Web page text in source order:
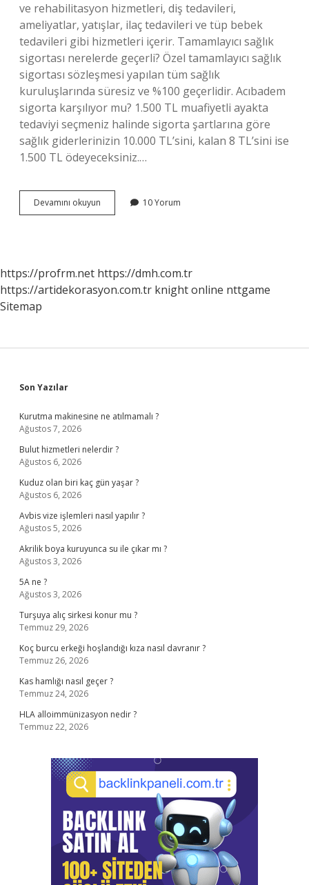
ve rehabilitasyon hizmetleri, diş tedavileri,
ameliyatlar, yatışlar, ilaç tedavileri ve tüp bebek
tedavileri gibi hizmetleri içerir. Tamamlayıcı sağlık
sigortası nerelerde geçerli? Özel tamamlayıcı sağlık
sigortası sözleşmesi yapılan tüm sağlık
kuruluşlarında süresiz ve %100 geçerlidir. Acıbadem
sigorta karşılıyor mu? 1.500 TL muafiyetli ayakta
tedaviyi seçmeniz halinde sigorta şartlarına göre
sağlık giderlerinizin 10.000 TL’sini, kalan 8 TL’sini ise
1.500 TL ödeyeceksiniz.…
Devamını okuyun Acıbademde
Tamamlayıcı
10 Yorum
https://profrm.net https://dmh.com.tr
https://artidekorasyon.com.tr knight online nttgame
Sitemap
Sidebar
Son Yazılar
Kurutma makinesine ne atılmamalı ?
Ağustos 7, 2026
Bulut hizmetleri nelerdir ?
Ağustos 6, 2026
Kuduz olan biri kaç gün yaşar ?
Ağustos 6, 2026
Avbis vize işlemleri nasıl yapılır ?
Ağustos 5, 2026
Akrilik boya kuruyunca su ile çıkar mı ?
Ağustos 3, 2026
5A ne ?
Ağustos 3, 2026
Turşuya alıç sirkesi konur mu ?
Temmuz 29, 2026
Koç burcu erkeği hoşlandığı kıza nasıl davranır ?
Temmuz 26, 2026
Kas hamlığı nasıl geçer ?
Temmuz 24, 2026
HLA alloimmünizasyon nedir ?
Temmuz 22, 2026